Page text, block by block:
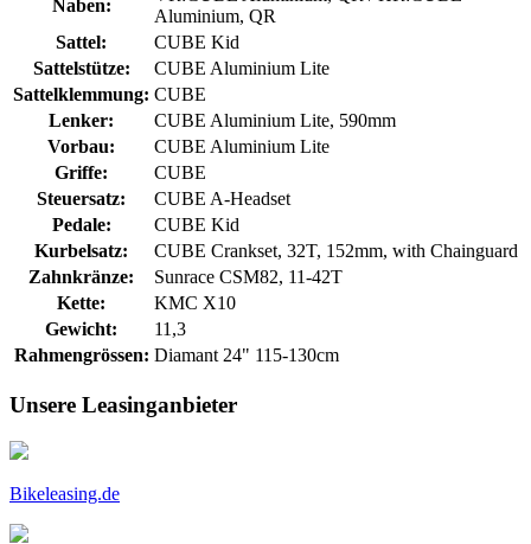
Naben:
Aluminium, QR
Sattel:
CUBE Kid
Sattelstütze:
CUBE Aluminium Lite
Sattelklemmung: CUBE
Lenker:
CUBE Aluminium Lite, 590mm
Vorbau:
CUBE Aluminium Lite
Griffe:
CUBE
Steuersatz:
CUBE A-Headset
Pedale:
CUBE Kid
Kurbelsatz:
CUBE Crankset, 32T, 152mm, with Chainguard
Zahnkränze:
Sunrace CSM82, 11-42T
Kette:
KMC X10
Gewicht:
11,3
Rahmengrössen: Diamant 24" 115-130cm
Unsere Leasinganbieter
Bikeleasing.de